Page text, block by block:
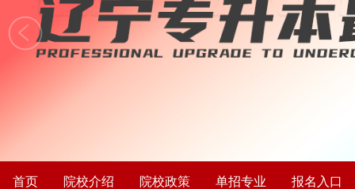
首页 院校介绍 院校政策 单招专业 报名入口